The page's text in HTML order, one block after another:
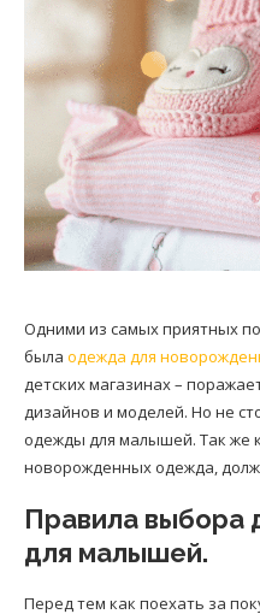
Одними из самых приятных
была одежда для
детских магазинах –
дизайнов и моделей. Но не
одежды для малышей. Так же
новорожденных одежда,
Правила выбора
для малышей.
Перед тем как поехать за